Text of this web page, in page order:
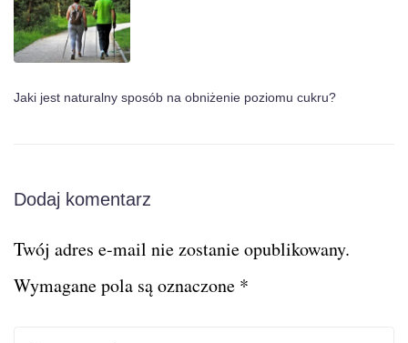
Jaki jest naturalny sposób na obniżenie poziomu cukru?
Dodaj komentarz
Twój adres e-mail nie zostanie opublikowany.
Wymagane pola są oznaczone *